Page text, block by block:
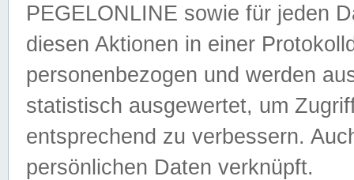
PEGELONLINE sowie für jeden
diesen Aktionen in einer
personenbezogen und werden
statistisch ausgewertet, um
entsprechend zu verbessern.
persönlichen Daten verknüpft.